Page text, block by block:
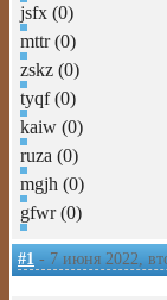
jsfx (0)
mttr (0)
zskz (0)
tyqf (0)
kaiw (0)
ruza (0)
mgjh (0)
gfwr (0)
#1 - 7 июня 2022,